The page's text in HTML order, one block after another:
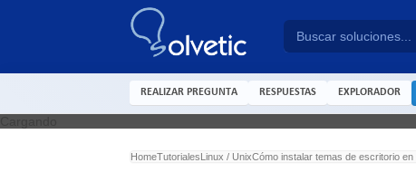
REALIZAR PREGUNTA RESPUESTAS EXPLORADOR
HomeTutorialesLinux / UnixCómo instalar temas de escritorio en